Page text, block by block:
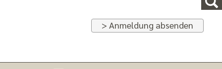
> Anmeldung absenden